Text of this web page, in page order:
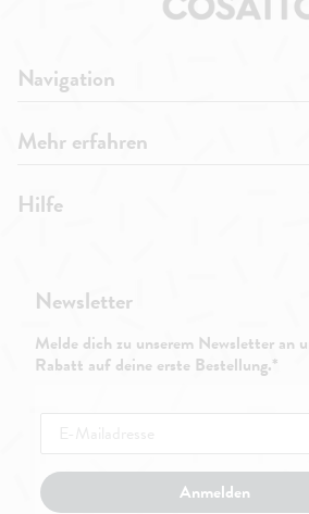
Newsletter
Melde dich zu unserem Newsletter an
Rabatt auf deine erste Bestellung.*
Anmelden
Navigation
Mehr erfahren
Hilfe